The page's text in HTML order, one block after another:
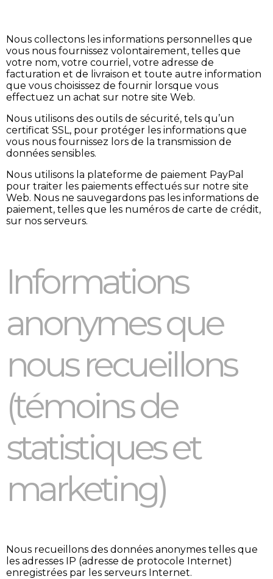
Nous collectons les informations personnelles que
vous nous fournissez volontairement, telles que
votre nom, votre courriel, votre adresse de
facturation et de livraison et toute autre information
que vous choisissez de fournir lorsque vous
effectuez un achat sur notre site Web.
Nous utilisons des outils de sécurité, tels qu’un
certificat SSL, pour protéger les informations que
vous nous fournissez lors de la transmission de
données sensibles.
Nous utilisons la plateforme de paiement PayPal
pour traiter les paiements effectués sur notre site
Web. Nous ne sauvegardons pas les informations de
paiement, telles que les numéros de carte de crédit,
sur nos serveurs.
Informations
anonymes que
nous recueillons
(témoins de
statistiques et
marketing)
Nous recueillons des données anonymes telles que
les adresses IP (adresse de protocole Internet)
enregistrées par les serveurs Internet.